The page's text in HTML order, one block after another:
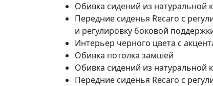
Обивка сидений из натуральной
Передние сиденья Recaro с
и регулировку боковой
Интерьер черного цвета c
Обивка потолка замшей
Обивка сидений из натуральной
Передние сиденья Recaro с